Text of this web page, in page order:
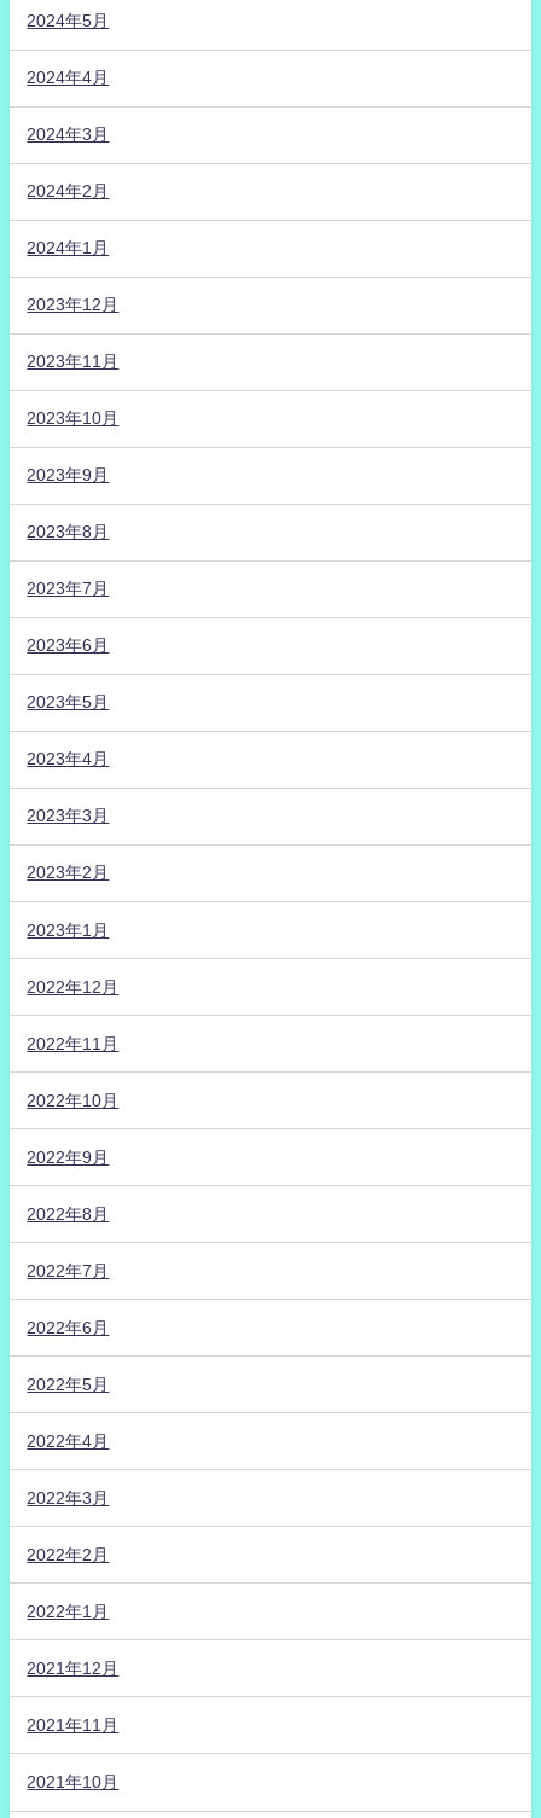
2024年5月
2024年4月
2024年3月
2024年2月
2024年1月
2023年12月
2023年11月
2023年10月
2023年9月
2023年8月
2023年7月
2023年6月
2023年5月
2023年4月
2023年3月
2023年2月
2023年1月
2022年12月
2022年11月
2022年10月
2022年9月
2022年8月
2022年7月
2022年6月
2022年5月
2022年4月
2022年3月
2022年2月
2022年1月
2021年12月
2021年11月
2021年10月